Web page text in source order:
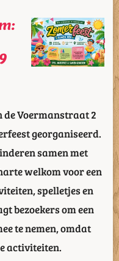
de Voermanstraat 2
georganiseerd.
samen met
welkom voor een
spelletjes en
bezoekers om een
te nemen, omdat
activiteiten.